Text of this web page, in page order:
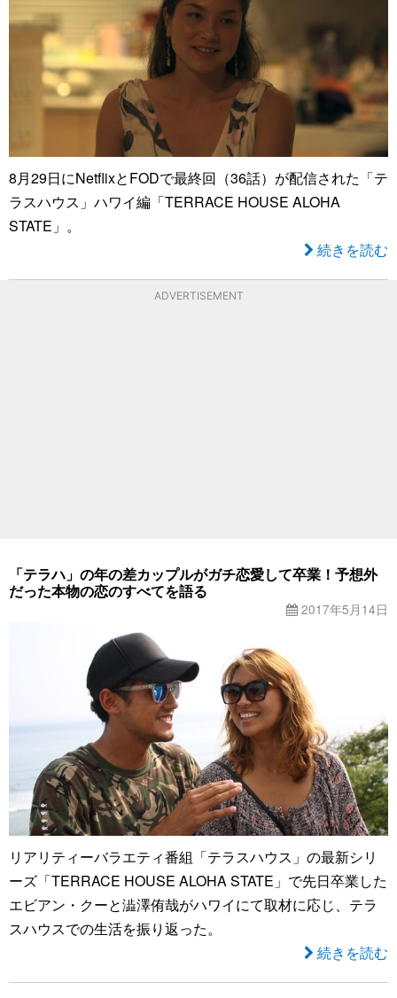
8月29日にNetflixとFODで最終回（36話）が配信された「テ
ラスハウス」ハワイ編「TERRACE HOUSE ALOHA
STATE」。
続きを読む
ADVERTISEMENT
「テラハ」の年の差カップルがガチ恋愛して卒業！予想外
だった本物の恋のすべてを語る
2017年5月14日
リアリティーバラエティ番組「テラスハウス」の最新シリ
ーズ「TERRACE HOUSE ALOHA STATE」で先日卒業した
エビアン・クーと澁澤侑哉がハワイにて取材に応じ、テラ
スハウスでの生活を振り返った。
続きを読む